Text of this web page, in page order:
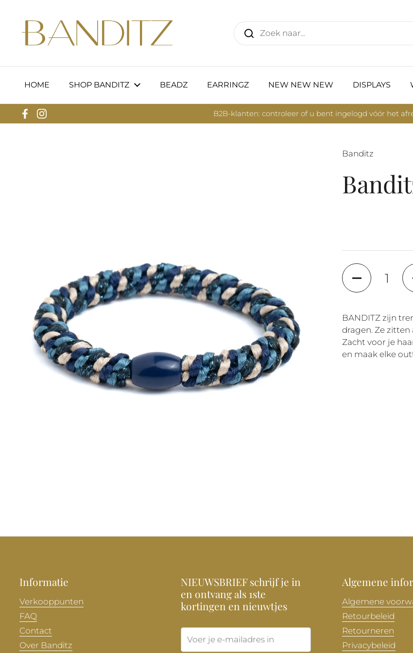
HOME SHOP BANDITZ BEADZ EARRINGZ NEW NEW NEW DISPLAYS
Facebook
Instagram
B2B-klanten: controleer of u bent ingelogd vóór het
Banditz
Aantal
BANDITZ zijn
dragen. Ze zitten
Zacht voor je
en maak elke
Informatie
Verkooppunten
FAQ
Contact
Over Banditz
NIEUWSBRIEF schrijf je in
en ontvang als 1ste
kortingen en nieuwtjes
Algemene
Algemene
Retourbeleid
Retourneren
Privacybeleid